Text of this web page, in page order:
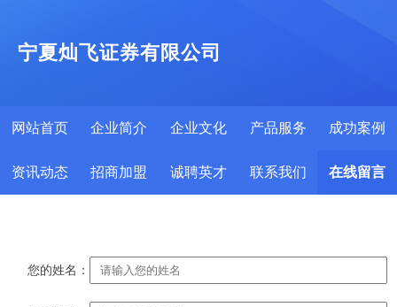
宁夏灿飞证券有限公司
网站首页 企业简介 企业文化 产品服务 成功案例
资讯动态 招商加盟 诚聘英才 联系我们 在线留言
您的姓名：